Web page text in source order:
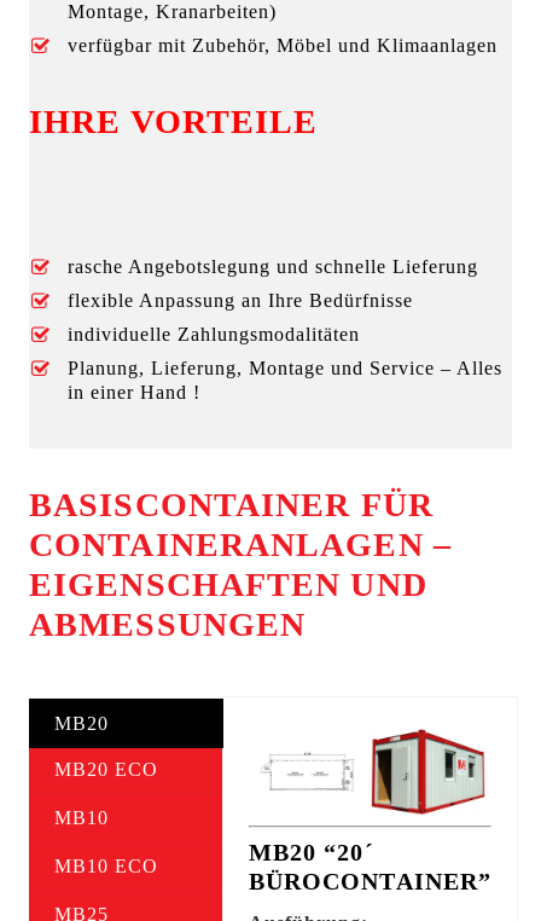
Montage, Kranarbeiten)
verfügbar mit Zubehör, Möbel und Klimaanlagen
IHRE VORTEILE
rasche Angebotslegung und schnelle Lieferung
flexible Anpassung an Ihre Bedürfnisse
individuelle Zahlungsmodalitäten
Planung, Lieferung, Montage und Service – Alles
in einer Hand !
BASISCONTAINER FÜR
CONTAINERANLAGEN –
EIGENSCHAFTEN UND
ABMESSUNGEN
MB20
MB20 ECO
MB10
MB10 ECO
MB25
MB20 “20´
BÜROCONTAINER”